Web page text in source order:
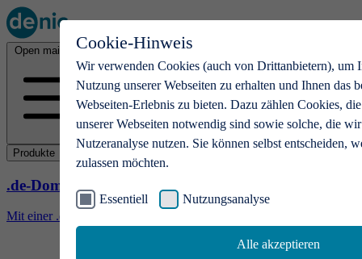
Cookie-Hinweis
Wir verwenden Cookies (auch von Drittanbietern), um
Nutzung unserer Webseiten zu erhalten und Ihnen das
Webseiten-Erlebnis zu bieten. Dazu zählen Cookies,
unserer Webseiten notwendig sind sowie solche, die
Nutzeranalyse nutzen. Sie können selbst entscheiden,
zulassen möchten.
Essentiell Nutzungsanalyse
Alle akzeptieren
Open main menu
Produkte
.de-Domains
Mit einer .de-Domain erhalten Ideen eine Bühne